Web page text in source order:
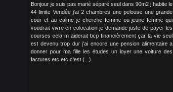
Bonjour je suis pas marié séparé seul dans 90m2 j habite le
44 limite Vendée j'ai 2 chambres une pelouse une grande
cour et au calme je cherche femme ou jeune femme qui
voudrait vivre en colocation je demande juste de payer les
courses cela m aiderait bcp financièrement çar la vie seul
est devenu trop dur j'ai encore une pension alimentaire a
donner pour ma fille les études un loyer une voiture des
factures etc etc c'est (...)